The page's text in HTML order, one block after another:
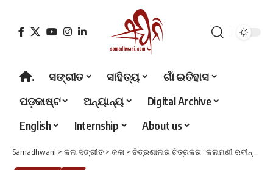
. ସଙ୍ଗୀତ ସାହିତ୍ୟ
ଗାଁ ଇତିହାସ
ପଡ଼କାଷ୍ଟ
ଅନ୍ୟାନ୍ୟ
Digital Archive
English
Internship About us
Samadhwani > କଳା ସଙ୍ଗୀତ > କଳା > ଚିତ୍ରଶାଳାର ଚିତ୍ରକର “କଳାମଣୀ ରବୀନ୍ଦ୍ରନାଥ ସାହୁ”